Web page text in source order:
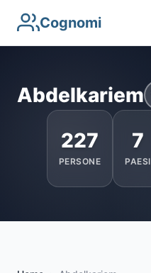
Cognomi
Abdelkariem
227
PERSONE
7
PAESI